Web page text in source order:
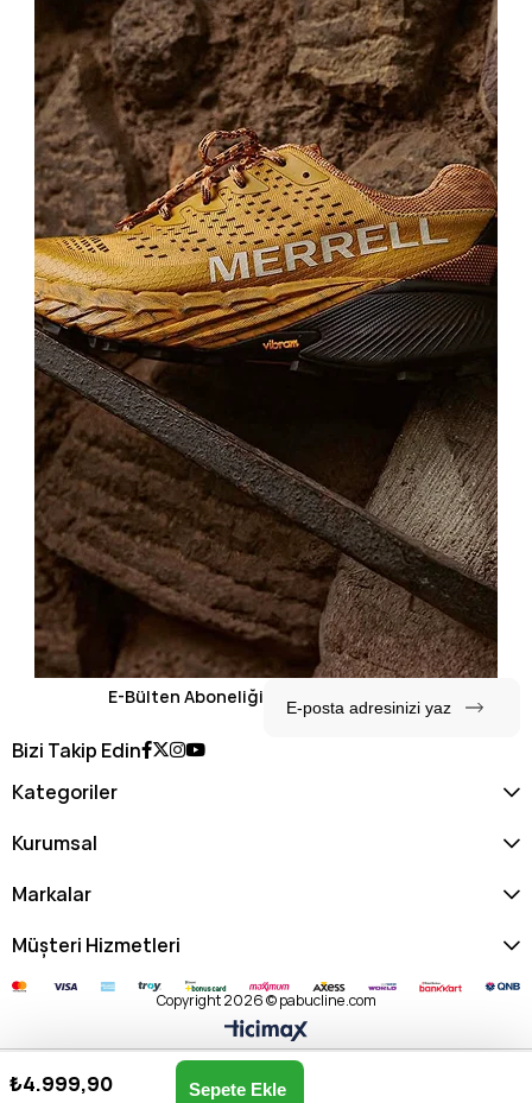
E-Bülten Aboneliği
Bizi Takip Edin
Kategoriler
Kurumsal
Markalar
Müşteri Hizmetleri
Copyright 2026 © pabucline.com
Kadın Omuz Çantası US25539-HAKİ
₺4.999,90
Anasayfa Favorilerim